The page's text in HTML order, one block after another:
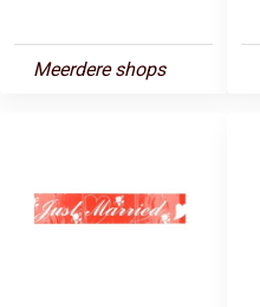
Meerdere shops